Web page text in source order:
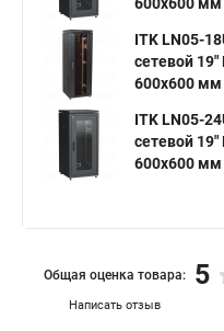
ITK LN05-
сетевой 19"
600х600 мм
ITK LN05-
сетевой 19"
600х600 мм
Написать отзыв
Общая оценка товара: 5